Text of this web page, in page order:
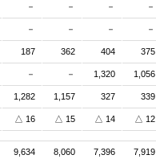
－ － － －
－ － － －
187 362 404 375
－ － 1,320 1,056
1,282 1,157 327 339
△ 16 △ 15 △ 14 △ 12
9,634 8,060 7,396 7,919
－ － － －
－ － － －
187 362 404 375
－ － 1,320 1,056
1,282 1,157 327 339
△ 16 △ 15 △ 14 △ 12
9,634 8,060 7,396 7,919